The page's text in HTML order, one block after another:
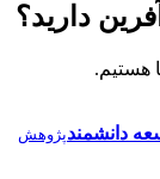
دارید؟
هستیم.
دانشمندپژوهش